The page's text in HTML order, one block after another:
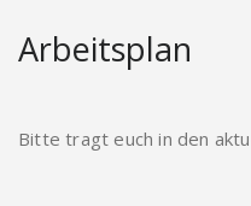
Arbeitsplan
Bitte tragt euch in den